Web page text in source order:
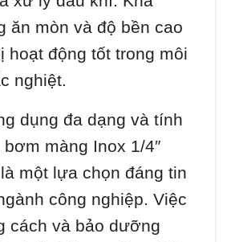
ăn mòn và độ bền cao
hoạt động tốt trong môi
nghiệt.
dụng đa dạng và tính
màng Inox 1/4″
một lựa chọn đáng tin
công nghiệp. Việc
cách và bảo dưỡng